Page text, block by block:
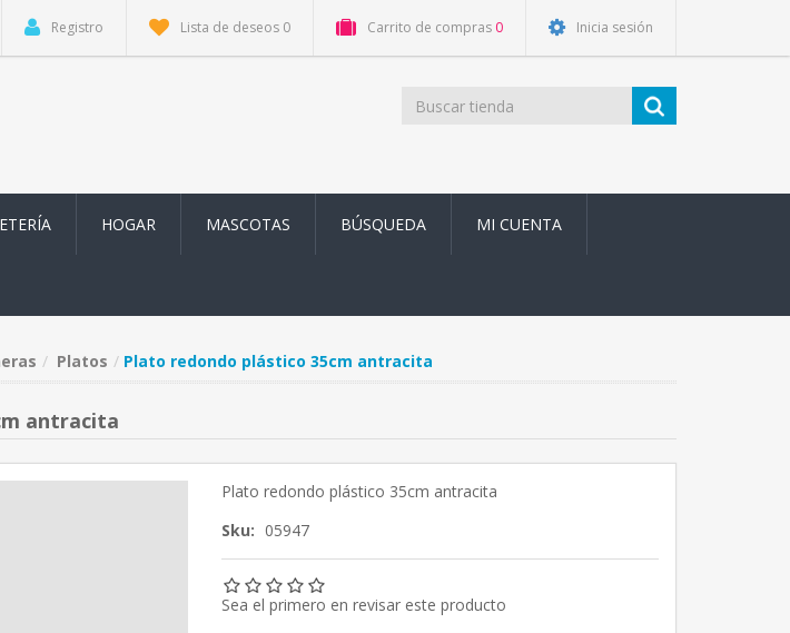
Registro Lista de deseos 0 Carrito de compras 0 Inicia sesión
HOGAR MASCOTAS BÚSQUEDA MI CUENTA
Platos Plato redondo plástico 35cm antracita
antracita
Plato redondo plástico 35cm antracita
Sku: 05947
Sea el primero en revisar este producto